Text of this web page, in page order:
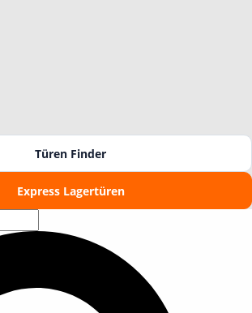
Türen Finder
Express Lagertüren